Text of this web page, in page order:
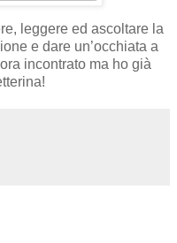
leggere ed ascoltare la
e dare un’occhiata a
incontrato ma ho già